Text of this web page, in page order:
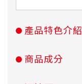
產品特色介紹
商品成分